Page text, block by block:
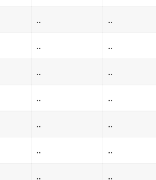
.. ..
.. ..
.. ..
.. ..
.. ..
.. ..
.. ..